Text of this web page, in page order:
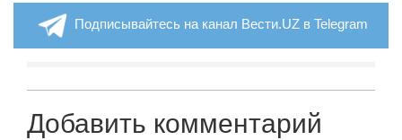
Подписывайтесь на канал Вести.UZ в Telegram
Добавить комментарий